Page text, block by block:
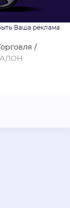
Торговля /